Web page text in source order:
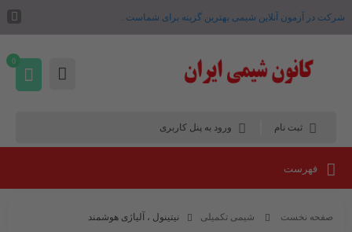
شرکت در آزمون آنلاین شیمی بهترین گزینه برای شماست .
ثبت نام ورود به پنل کاربری
0
فهرست
صفحه نخست شیمی تکمیلی نیتینول ، آلیاژی هوشمند